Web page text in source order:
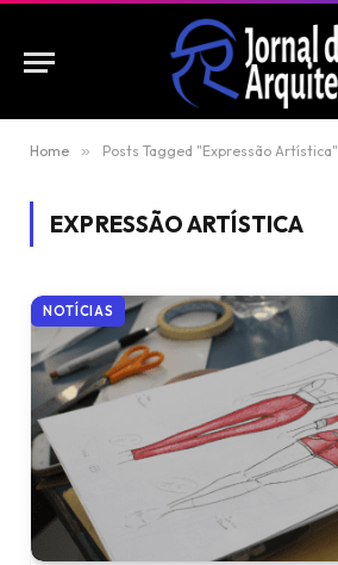
Home » Posts Tagged "Expressão Artística"
EXPRESSÃO ARTÍSTICA
NOTÍCIAS